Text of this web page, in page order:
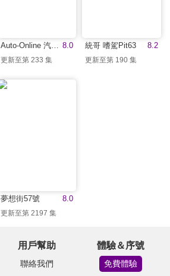
8.0
Auto-Online 汽車線上情報誌
更新至第 233 集
8.2
統哥 嗜駕Pit63
更新至第 190 集
8.0
夢想街57號
更新至第 2197 集
用戶幫助
聯絡我們
體驗＆序號
免費體驗